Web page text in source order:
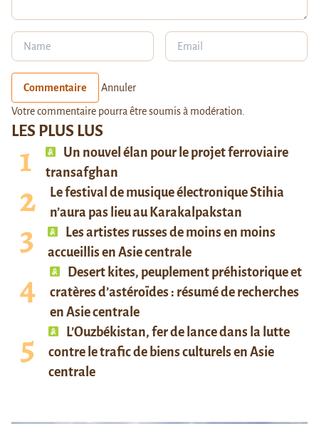
LES PLUS LUS
Un nouvel élan pour le projet ferroviaire
transafghan
Le festival de musique électronique Stihia
n’aura pas lieu au Karakalpakstan
Les artistes russes de moins en moins
accueillis en Asie centrale
Desert kites, peuplement préhistorique et
cratères d’astéroïdes : résumé de recherches
en Asie centrale
L’Ouzbékistan, fer de lance dans la lutte
contre le trafic de biens culturels en Asie
centrale
Commentaire Annuler
Votre commentaire pourra être soumis à modération.